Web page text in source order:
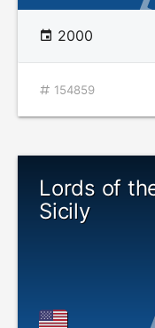
2000
154859
Lords of
Sicily